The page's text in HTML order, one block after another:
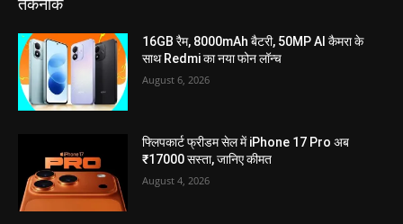
तकनीक
16GB रैम, 8000mAh बैटरी, 50MP AI कैमरा के
साथ Redmi का नया फोन लॉन्च
August 6, 2026
फ्लिपकार्ट फ्रीडम सेल में iPhone 17 Pro अब
₹17000 सस्ता, जानिए कीमत
August 4, 2026